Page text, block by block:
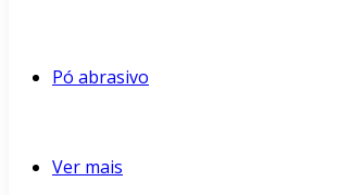
Pó abrasivo
Ver mais